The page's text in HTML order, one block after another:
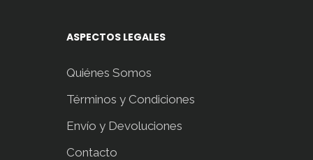
ASPECTOS LEGALES
Quiénes Somos
Términos y Condiciones
Envío y Devoluciones
Contacto